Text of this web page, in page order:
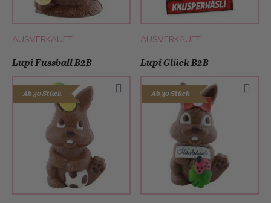
AUSVERKAUFT
AUSVERKAUFT
Lupi Fussball B2B
Ab 30 Stück
Lupi Glück B2B
Ab 30 Stück